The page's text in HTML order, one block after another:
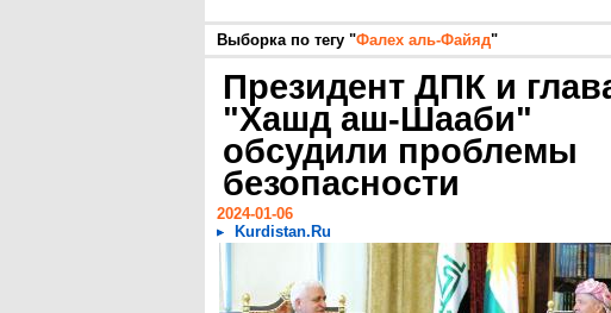
Выборка по тегу "Фалех аль-Файяд"
Президент ДПК и
"Хашд аш-Шааби"
обсудили проблемы
безопасности
2024-01-06
Kurdistan.Ru